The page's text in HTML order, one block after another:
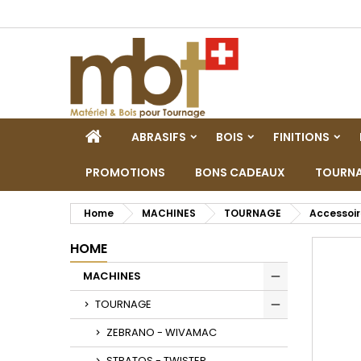
HOMEABRASIFS BOIS FINITIONS
PROMOTIONS BONS CADEAUX
Home MACHINES TOURNAGE
HOME
MACHINES
TOURNAGE
ZEBRANO - WIVAMAC